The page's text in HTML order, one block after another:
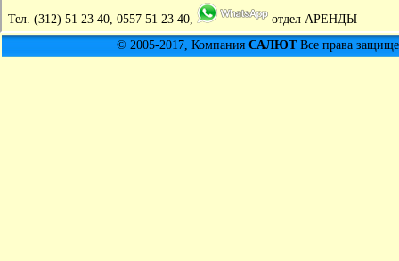
Тел. (312) 51 23 40, 0557 51 23 40,
отдел АРЕНДЫ
© 2005-2017, Компания САЛЮТВсе права